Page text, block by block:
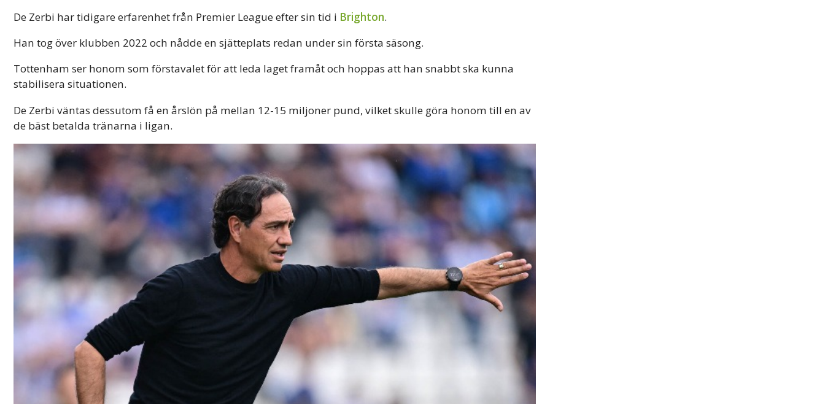
De Zerbi har tidigare erfarenhet från Premier League efter sin tid i Brighton.
Han tog över klubben 2022 och nådde en sjätteplats redan under sin första säsong.
Tottenham ser honom som förstavalet för att leda laget framåt och hoppas att han snabbt ska kunna
stabilisera situationen.
De Zerbi väntas dessutom få en årslön på mellan 12-15 miljoner pund, vilket skulle göra honom till en av
de bäst betalda tränarna i ligan.